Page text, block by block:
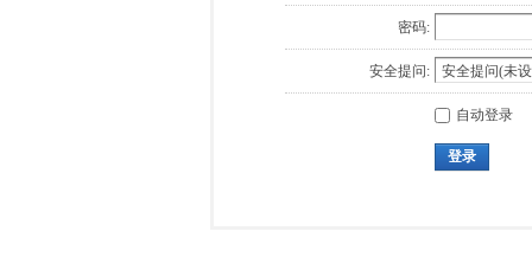
密码:
安全提问:
自动登录
登录